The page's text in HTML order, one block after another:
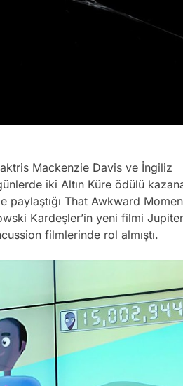
Mackenzie Davis ve İngiliz
iki Altın Küre ödülü
paylaştığı That Awkward
Kardeşler’in yeni filmi Jupiter
filmlerinde rol almıştı.